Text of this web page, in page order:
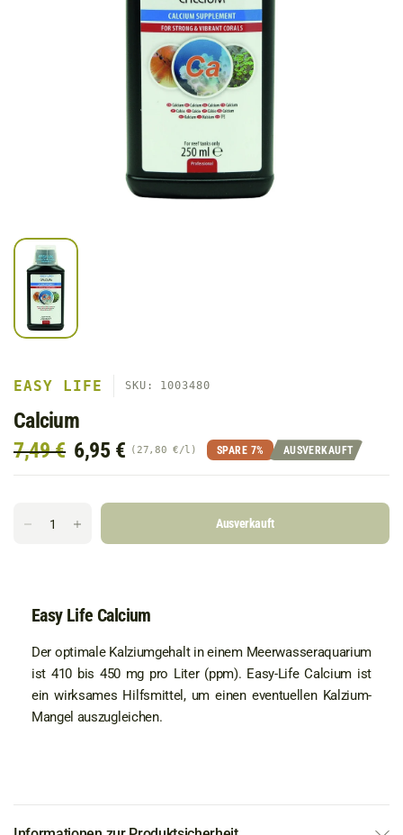
EASY LIFE SKU: 1003480
Calcium
7,49 € 6,95 € 27,80 €/l SPARE 7% AUSVERKAUFT
Ausverkauft
Easy Life Calcium
Der optimale Kalziumgehalt in einem Meerwasseraquarium
ist 410 bis 450 mg pro Liter (ppm). Easy-Life Calcium ist
ein wirksames Hilfsmittel, um einen eventuellen Kalzium-
Mangel auszugleichen.